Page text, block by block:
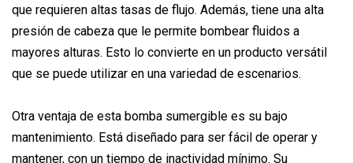
que requieren altas tasas de flujo. Además, tiene una alta
presión de cabeza que le permite bombear fluidos a
mayores alturas. Esto lo convierte en un producto versátil
que se puede utilizar en una variedad de escenarios.
Otra ventaja de esta bomba sumergible es su bajo
mantenimiento. Está diseñado para ser fácil de operar y
mantener, con un tiempo de inactividad mínimo. Su